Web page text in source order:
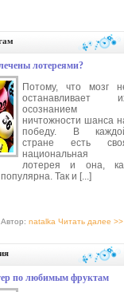
лотереями?
Потому, что мозг
останавливает
осознанием
ничтожности шанса
победу. В
стране есть
национальная
лотерея и она,
Так и [...]
Автор: natalka Читать далее >>
по любимым фруктам